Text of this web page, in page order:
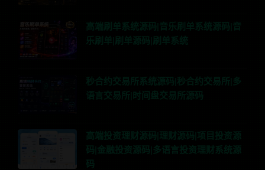
高端刷单系统源码|音乐刷单系统源码|音
乐刷单|刷单源码|刷单系统
秒合约交易所系统源码|秒合约交易所|多
语言交易所|时间盘交易所源码
高端投资理财源码|理财源码|项目投资源
码|金融投资源码|多语言投资理财系统源
码